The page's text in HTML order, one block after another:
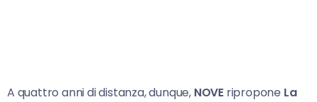
A quattro anni di distanza, dunque, NOVE ripropone La